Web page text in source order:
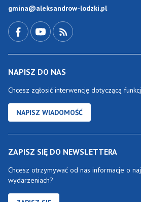
gmina@aleksandrow-lodzki.pl
NAPISZ DO NAS
Chcesz zgłosić interwencję dotyczącą
NAPISZ WIADOMOŚĆ
ZAPISZ SIĘ DO NEWSLETTERA
Chcesz otrzymywać od nas informacje o
wydarzeniach?